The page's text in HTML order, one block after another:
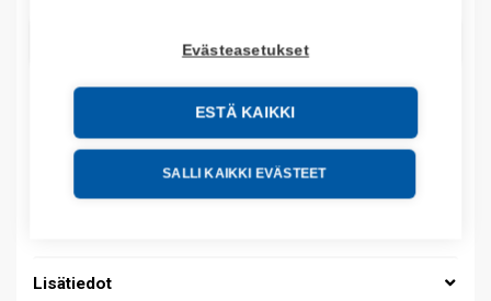
Evästeasetukset
ESTÄ KAIKKI
SALLI KAIKKI EVÄSTEET
LISÄÄ OSTOSKORIIN
Tuotekoodit
Tilauskoodi: 1756L61S
Lisätiedot